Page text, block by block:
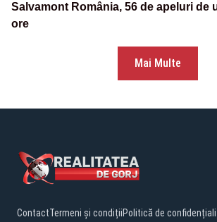
Salvamont România, 56 de apeluri de
ore
Mai Multe
ContactTermeni și condițiiPolitică de